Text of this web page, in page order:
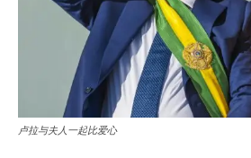
卢拉与夫人一起比爱心